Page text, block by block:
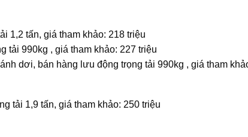
1,2 tấn, giá tham khảo: 218 triệu
tải 990kg , giá tham khảo: 227 triệu
dơi, bán hàng lưu động trọng tải 990kg , giá tham
tải 1,9 tấn, giá tham khảo: 250 triệu